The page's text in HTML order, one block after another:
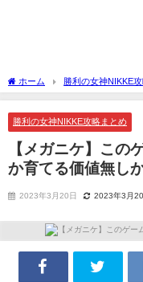
ホーム 勝利の女神NIKKE
か？防御型とか育てる価値無しか
勝利の女神NIKKE攻略まとめ
【メガニケ】この
か育てる価値無し
2023年3月20日 2023年3月20